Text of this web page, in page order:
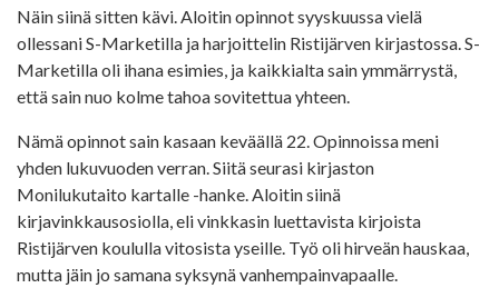
Näin siinä sitten kävi. Aloitin opinnot syyskuussa vielä
ollessani S-Marketilla ja harjoittelin Ristijärven kirjastossa. S-
Marketilla oli ihana esimies, ja kaikkialta sain ymmärrystä,
että sain nuo kolme tahoa sovitettua yhteen.
Nämä opinnot sain kasaan keväällä 22. Opinnoissa meni
yhden lukuvuoden verran. Siitä seurasi kirjaston
Monilukutaito kartalle -hanke. Aloitin siinä
kirjavinkkausosiolla, eli vinkkasin luettavista kirjoista
Ristijärven koululla vitosista yseille. Työ oli hirveän hauskaa,
mutta jäin jo samana syksynä vanhempainvapaalle.